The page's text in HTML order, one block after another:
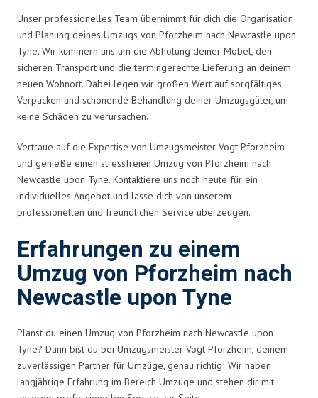
Unser professionelles Team übernimmt für dich die Organisation
und Planung deines Umzugs von Pforzheim nach Newcastle upon
Tyne. Wir kümmern uns um die Abholung deiner Möbel, den
sicheren Transport und die termingerechte Lieferung an deinem
neuen Wohnort. Dabei legen wir großen Wert auf sorgfältiges
Verpacken und schonende Behandlung deiner Umzugsgüter, um
keine Schäden zu verursachen.
Vertraue auf die Expertise von Umzugsmeister Vogt Pforzheim
und genieße einen stressfreien Umzug von Pforzheim nach
Newcastle upon Tyne. Kontaktiere uns noch heute für ein
individuelles Angebot und lasse dich von unserem
professionellen und freundlichen Service überzeugen.
Erfahrungen zu einem
Umzug von Pforzheim nach
Newcastle upon Tyne
Planst du einen Umzug von Pforzheim nach Newcastle upon
Tyne? Dann bist du bei Umzugsmeister Vogt Pforzheim, deinem
zuverlässigen Partner für Umzüge, genau richtig! Wir haben
langjährige Erfahrung im Bereich Umzüge und stehen dir mit